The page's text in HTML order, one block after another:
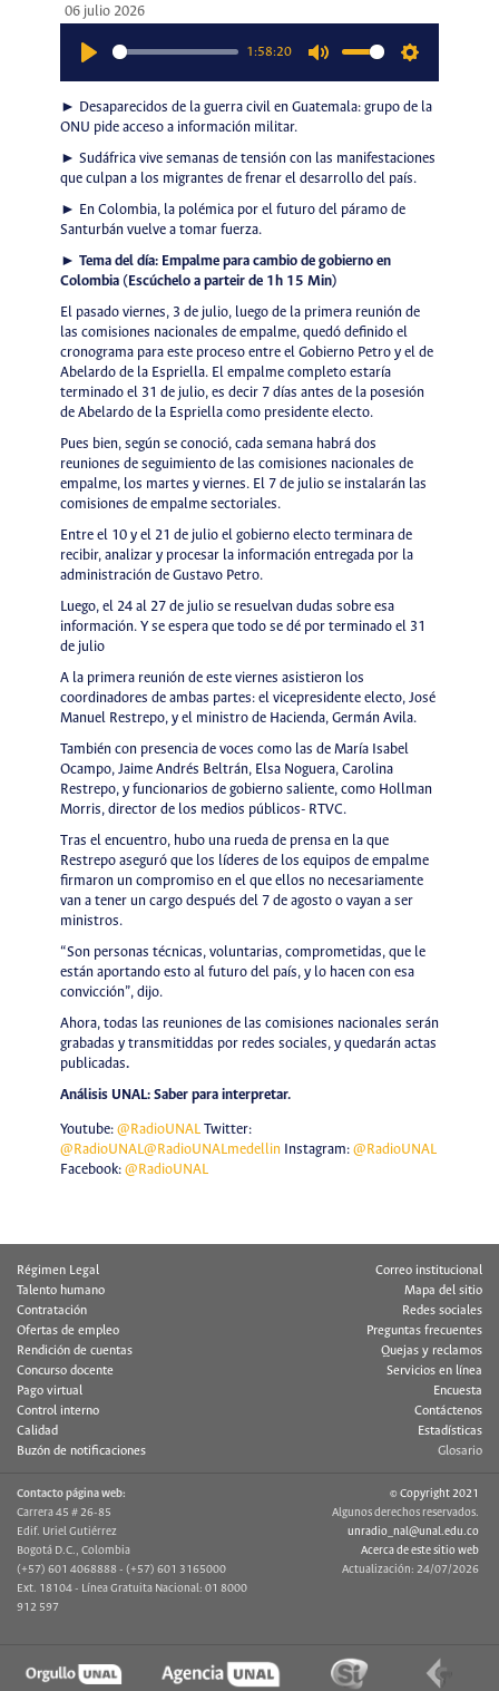
06 julio 2026
1:58:20
► Desaparecidos de la guerra civil en Guatemala: grupo de la
ONU pide acceso a información militar.
► Sudáfrica vive semanas de tensión con las manifestaciones
que culpan a los migrantes de frenar el desarrollo del país.
► En Colombia, la polémica por el futuro del páramo de
Santurbán vuelve a tomar fuerza.
► Tema del día: Empalme para cambio de gobierno en
Colombia (Escúchelo a parteir de 1h 15 Min)
El pasado viernes, 3 de julio, luego de la primera reunión de
las comisiones nacionales de empalme, quedó definido el
cronograma para este proceso entre el Gobierno Petro y el de
Abelardo de la Espriella. El empalme completo estaría
terminado el 31 de julio, es decir 7 días antes de la posesión
de Abelardo de la Espriella como presidente electo.
Pues bien, según se conoció, cada semana habrá dos
reuniones de seguimiento de las comisiones nacionales de
empalme, los martes y viernes. El 7 de julio se instalarán las
comisiones de empalme sectoriales.
Entre el 10 y el 21 de julio el gobierno electo terminara de
recibir, analizar y procesar la información entregada por la
administración de Gustavo Petro.
Luego, el 24 al 27 de julio se resuelvan dudas sobre esa
información. Y se espera que todo se dé por terminado el 31
de julio
A la primera reunión de este viernes asistieron los
coordinadores de ambas partes: el vicepresidente electo, José
Manuel Restrepo, y el ministro de Hacienda, Germán Avila.
También con presencia de voces como las de María Isabel
Ocampo, Jaime Andrés Beltrán, Elsa Noguera, Carolina
Restrepo, y funcionarios de gobierno saliente, como Hollman
Morris, director de los medios públicos- RTVC.
Tras el encuentro, hubo una rueda de prensa en la que
Restrepo aseguró que los líderes de los equipos de empalme
firmaron un compromiso en el que ellos no necesariamente
van a tener un cargo después del 7 de agosto o vayan a ser
ministros.
“Son personas técnicas, voluntarias, comprometidas, que le
están aportando esto al futuro del país, y lo hacen con esa
convicción”, dijo.
Ahora, todas las reuniones de las comisiones nacionales serán
grabadas y transmitiddas por redes sociales, y quedarán actas
publicadas.
Análisis UNAL: Saber para interpretar.
Youtube: @RadioUNALTwitter:
@RadioUNAL@RadioUNALmedellinInstagram: @RadioUNAL
Facebook: @RadioUNAL
Régimen Legal
Talento humano
Contratación
Ofertas de empleo
Rendición de cuentas
Concurso docente
Pago virtual
Control interno
Calidad
Buzón de notificaciones
Correo institucional
Mapa del sitio
Redes sociales
Preguntas frecuentes
Quejas y reclamos
Servicios en línea
Encuesta
Contáctenos
Estadísticas
Glosario
Contacto página web:
Carrera 45 # 26-85
Edif. Uriel Gutiérrez
Bogotá D.C., Colombia
(+57) 601 4068888 - (+57) 601 3165000
Ext. 18104 - Línea Gratuita Nacional: 01 8000
912 597
© Copyright 2021
Algunos derechos reservados.
unradio_nal@unal.edu.co
Acerca de este sitio web
Actualización: 24/07/2026